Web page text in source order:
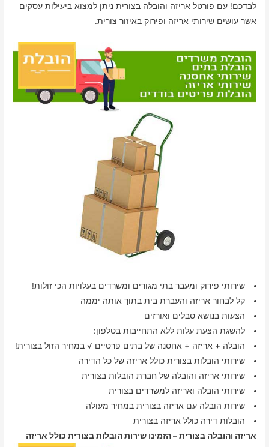
לבדכם! עם פורטל אריזה והובלה בצורית ניתן למצוא ביעילות עסקים
אשר עושים שירותי אריזה ופירוק באיזור צורית.
שירותי פירוק ומעבר בתי מגורים ומשרדים בעלויות הכי זולות!
קל לבחור אריזה והעברת בית בתוך אותה יממה
הצעות בנושא סבלים ואורזים
להשגת הצעת עלות ללא התחייבות בטלפון:
הובלה + אריזה + אחסנה של בתים פרטיים √ במחיר הזול בצורית!
שירותי הובלות בצורית כולל אריזה של כל הדירה
שירותי אריזה והובלה של חברת הובלות בצורית
שירותי הובלה ואריזה למשרדים בצורית
שירות הובלה עם אריזה בצורית במחיר מעולה
הובלות דירה כולל אריזה בצורית
אריזה והובלה בצורית – הזמינו שירות הובלות בצורית כולל אריזה